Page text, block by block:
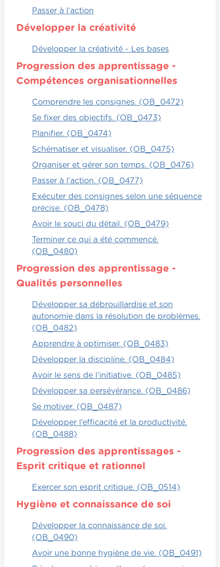
Passer à l'action
Développer la créativité
Développer la créativité - Les bases
Progression des apprentissage -
Compétences organisationnelles
Comprendre les consignes. (OB_0472)
Se fixer des objectifs. (OB_0473)
Planifier. (OB_0474)
Schématiser et visualiser. (OB_0475)
Organiser et gérer son temps. (OB_0476)
Passer à l'action. (OB_0477)
Exécuter des consignes selon une séquence
précise. (OB_0478)
Avoir le souci du détail. (OB_0479)
Terminer ce qui a été commencé.
(OB_0480)
Progression des apprentissage -
Qualités personnelles
Développer sa débrouillardise et son
autonomie dans la résolution de problèmes.
(OB_0482)
Apprendre à optimiser. (OB_0483)
Développer la discipline. (OB_0484)
Avoir le sens de l’initiative. (OB_0485)
Développer sa persévérance. (OB_0486)
Se motiver. (OB_0487)
Développer l’efficacité et la productivité.
(OB_0488)
Progression des apprentissages -
Esprit critique et rationnel
Exercer son esprit critique. (OB_0514)
Hygiène et connaissance de soi
Développer la connaissance de soi.
(OB_0490)
Avoir une bonne hygiène de vie. (OB_0491)